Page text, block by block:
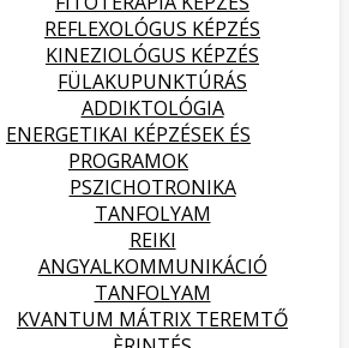
REFLEXOLÓGUS KÉPZÉS
KINEZIOLÓGUS KÉPZÉS
FÜLAKUPUNKTÚRÁS
ADDIKTOLÓGIA
ENERGETIKAI KÉPZÉSEK ÉS
PROGRAMOK
PSZICHOTRONIKA
TANFOLYAM
REIKI
ANGYALKOMMUNIKÁCIÓ
TANFOLYAM
KVANTUM MÁTRIX TEREMTŐ